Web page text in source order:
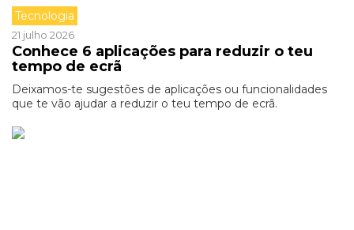
Tecnologia
21 julho 2026
Conhece 6 aplicações para reduzir o teu
tempo de ecrã
Deixamos-te sugestões de aplicações ou funcionalidades
que te vão ajudar a reduzir o teu tempo de ecrã.